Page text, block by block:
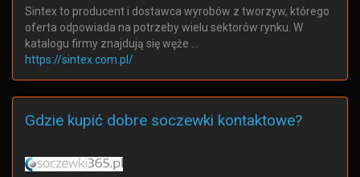
Sintex to producent i dostawca wyrobów z tworzyw, którego
oferta odpowiada na potrzeby wielu sektorów rynku. W
katalogu firmy znajdują się węże …
https://sintex.com.pl/
Gdzie kupić dobre soczewki kontaktowe?